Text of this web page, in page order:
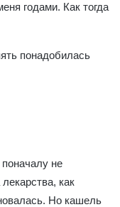
годами. Как тогда
понадобилась
не
как
Но кашель